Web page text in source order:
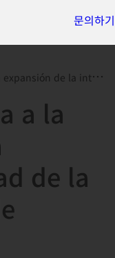
문의하기
interoperabilidad de la virtuali...
a la
de la